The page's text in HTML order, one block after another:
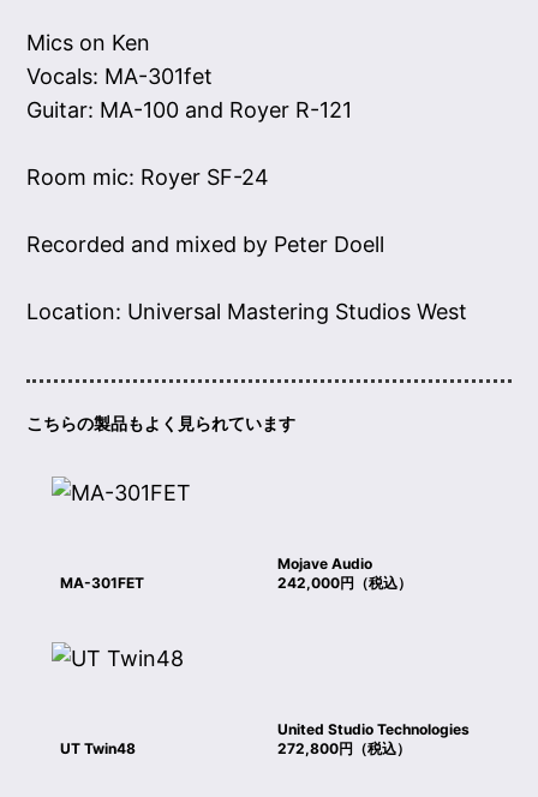
Mics on Ken
Vocals: MA-301fet
Guitar: MA-100 and Royer R-121
Room mic: Royer SF-24
Recorded and mixed by Peter Doell
Location: Universal Mastering Studios West
こちらの製品もよく見られています
Mojave Audio
MA-301FET
242,000円（税込）
United Studio Technologies
UT Twin48
272,800円（税込）